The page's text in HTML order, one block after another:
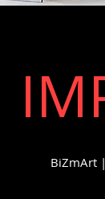
BiZmArt